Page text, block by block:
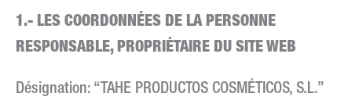
1.- LES COORDONNÉES DE LA PERSONNE
RESPONSABLE, PROPRIÉTAIRE DU SITE WEB
Désignation: “TAHE PRODUCTOS COSMÉTICOS, S.L.”